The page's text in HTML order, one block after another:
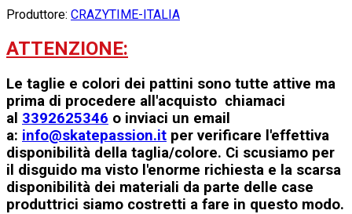
Produttore: CRAZYTIME-ITALIA
ATTENZIONE:
Le taglie e colori dei pattini sono tutte attive ma
prima di procedere all'acquisto chiamaci
al 3392625346 o inviaci un email
a: info@skatepassion.it per verificare l'effettiva
disponibilità della taglia/colore. Ci scusiamo per
il disguido ma visto l'enorme richiesta e la scarsa
disponibilità dei materiali da parte delle case
produttrici siamo costretti a fare in questo modo.